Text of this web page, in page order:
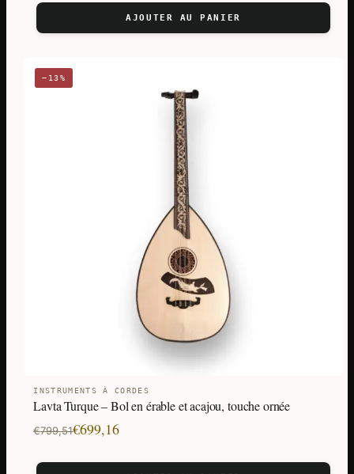
initial
était :
actuel
est :
AJOUTER AU PANIER
−13%
INSTRUMENTS À CORDES
Lavta Turque – Bol en érable et acajou, touche ornée
€799,51
Le
€699,16
Le